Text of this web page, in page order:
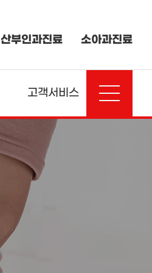
산부인과진료 소아과진료
고객서비스